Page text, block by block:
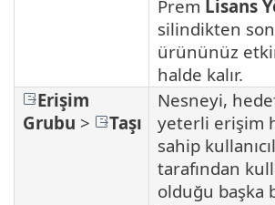
Prem Lisans
silindikten
ürününüz
halde kalır.
Erişim
Grubu > Taşı
Nesneyi,
yeterli erişim
sahip
tarafından
olduğu başka